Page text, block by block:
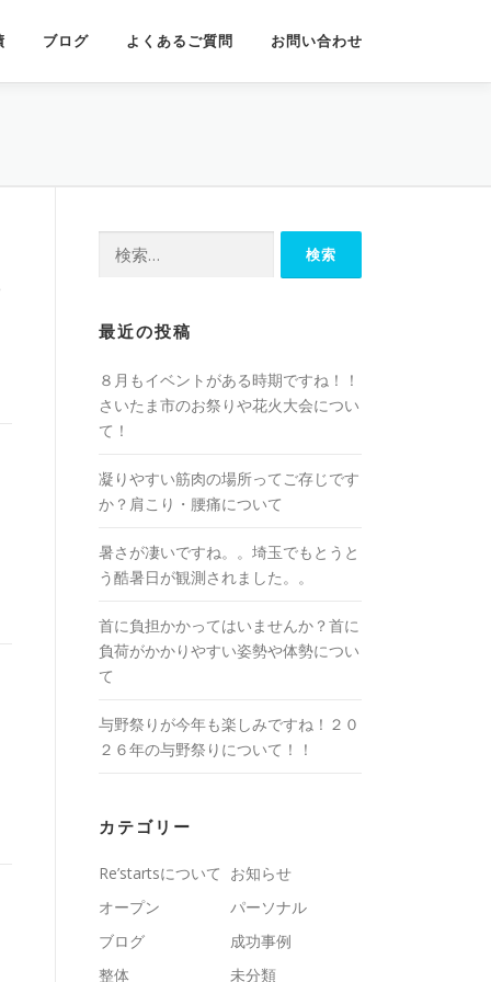
ブログ よくあるご質問 お問い合わせ
最近の投稿
８月もイベントがある時期ですね！！
さいたま市のお祭りや花火大会につい
て！
凝りやすい筋肉の場所ってご存じです
か？肩こり・腰痛について
暑さが凄いですね。。埼玉でもとうと
う酷暑日が観測されました。。
首に負担かかってはいませんか？首に
負荷がかかりやすい姿勢や体勢につい
て
与野祭りが今年も楽しみですね！２０
２６年の与野祭りについて！！
カテゴリー
Re’startsについて お知らせ
オープン
パーソナル
ブログ
成功事例
整体
未分類